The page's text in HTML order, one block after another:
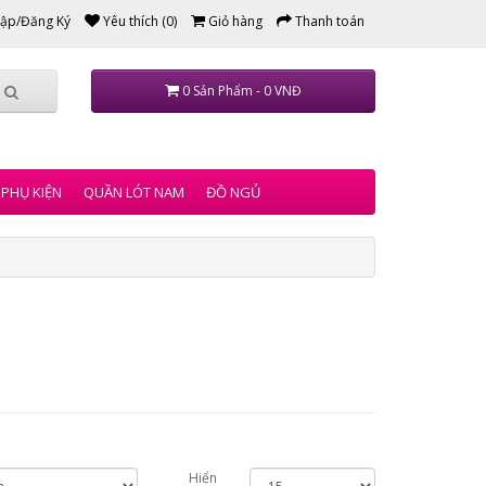
Đăng Ký Yêu thích (0) Giỏ hàng Thanh toán
0 Sản Phẩm - 0 VNĐ
PHỤ KIỆN QUẦN LÓT NAM ĐỒ NGỦ
Hiển